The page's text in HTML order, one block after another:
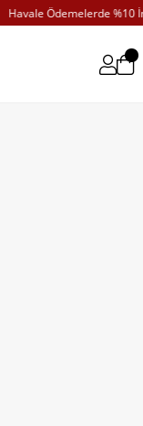
Havale Ödemelerde %10